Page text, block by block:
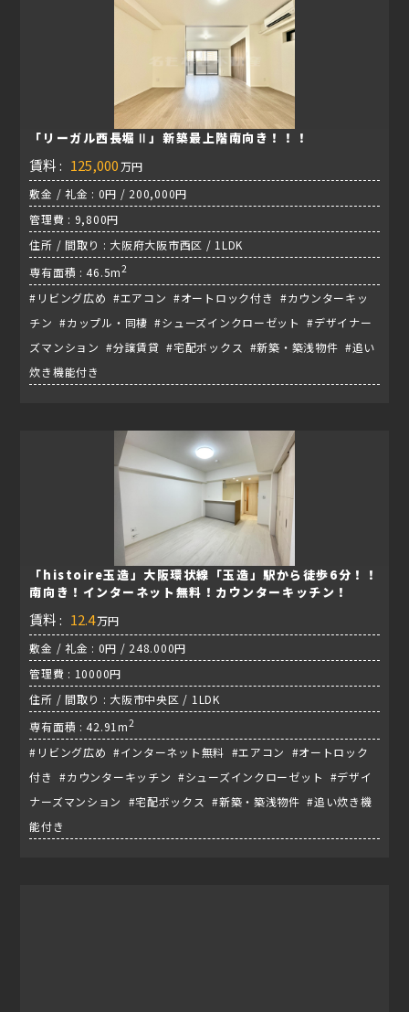
「リーガル西長堀Ⅱ」新築最上階南向き！！！
賃料 : 125,000 万円
敷金 / 礼金 : 0円 / 200,000円
管理費 : 9,800円
住所 / 間取り : 大阪府大阪市西区 / 1LDK
専有面積 : 46.5m2
#リビング広め #エアコン #オートロック付き #カウンターキッ
チン #カップル・同棲 #シューズインクローゼット #デザイナー
ズマンション #分譲賃貸 #宅配ボックス #新築・築浅物件 #追い
炊き機能付き
「histoire玉造」大阪環状線「玉造」駅から徒歩6分！！
南向き！インターネット無料！カウンターキッチン！
賃料 : 12.4万円
敷金 / 礼金 : 0円 / 248.000円
管理費 : 10000円
住所 / 間取り : 大阪市中央区 / 1LDK
専有面積 : 42.91m2
#リビング広め #インターネット無料 #エアコン #オートロック
付き #カウンターキッチン #シューズインクローゼット #デザイ
ナーズマンション #宅配ボックス #新築・築浅物件 #追い炊き機
能付き